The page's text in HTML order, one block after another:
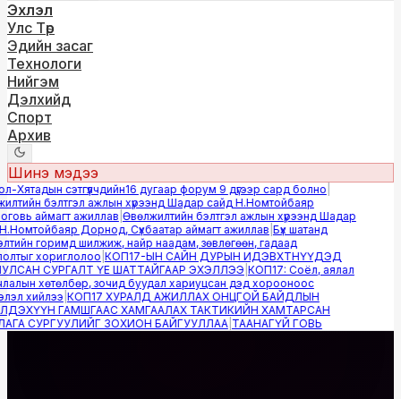
Эхлэл
Улс Төр
Эдийн засаг
Технологи
Нийгэм
Дэлхийд
Спорт
Архив
Шинэ мэдээ
сэтгүүлчдийн16 дугаар форум 9 дүгээр сард болно|
бэлтгэл ажлын хүрээнд Шадар сайд Н.Номтойбаяр
аймагт ажиллав|Өвөлжилтийн бэлтгэл ажлын хүрээнд Шадар
Дорнод, Сүхбаатар аймагт ажиллав|Бүх шатанд
горимд шилжиж, найр наадам, зөвлөгөөн, гадаад
хориглолоо|КОП17-ЫН САЙН ДУРЫН ИДЭВХТНҮҮДЭД
СУРГАЛТ ҮЕ ШАТТАЙГААР ЭХЭЛЛЭЭ|КОП17: Соёл, аялал
хөтөлбөр, зочид буудал хариуцсан дэд хорооноос
хийлээ|КОП17 ХУРАЛД АЖИЛЛАХ ОНЦГОЙ БАЙДЛЫН
ГАМШГААС ХАМГААЛАХ ТАКТИКИЙН ХАМТАРСАН
СУРГУУЛИЙГ ЗОХИОН БАЙГУУЛЛАА|ТААНАГҮЙ ГОВЬ